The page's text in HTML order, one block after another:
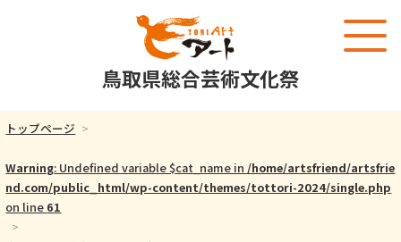
鳥取県総合芸術文化祭
トップページ
Warning: Undefined variable $cat_name in /home/artsfriend/artsfrie
nd.com/public_html/wp-content/themes/tottori-2024/single.php
on line 61